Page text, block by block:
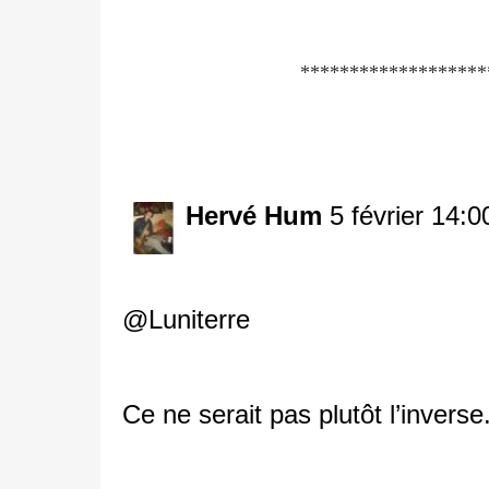
Hervé Hum 5 février
@Luniterre
Ce ne serait pas plutôt